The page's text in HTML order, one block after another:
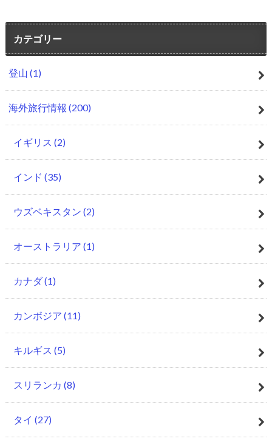
カテゴリー
登山 (1)
海外旅行情報 (200)
イギリス (2)
インド (35)
ウズベキスタン (2)
オーストラリア (1)
カナダ(1)
カンボジア (11)
キルギス (5)
スリランカ (8)
タイ (27)